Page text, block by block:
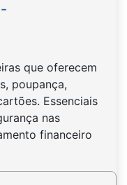
que oferecem
poupança,
Essenciais
nas
financeiro